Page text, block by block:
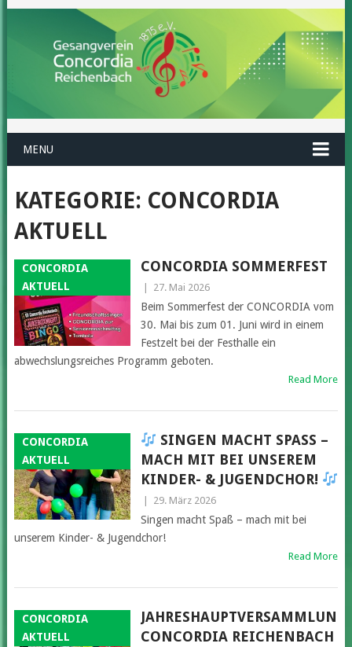
MENU
KATEGORIE: CONCORDIA
AKTUELL
CONCORDIA
AKTUELL
CONCORDIA SOMMERFEST
27. Mai 2026
Beim Sommerfest der CONCORDIA vom
30. Mai bis zum 01. Juni wird in einem
Festzelt bei der Festhalle ein
abwechslungsreiches Programm geboten.
Read More
CONCORDIA
AKTUELL
SINGEN MACHT SPASS – M
ACH MIT BEI UNSEREM K
INDER- & JUGENDCHOR!
29. März 2026
Singen macht Spaß – mach mit bei
unserem Kinder- & Jugendchor!
Read More
CONCORDIA
AKTUELL
JAHRESHAUPTVERSAMMLUNG
CONCORDIA REICHENBACH